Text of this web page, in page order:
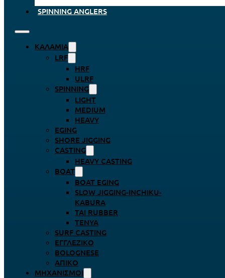
SPINNING ANGLERS
ΚΑΛΆΜΙΑ
LRF
HRF
ULRF
SPINNING
LIGHT
MEDIUM
HEAVY
EGING
SHORE JIGGING
CASTING
HEAVY CASTING
BOAT
BOAT EGING
SLOW JIGGING-INCHIKU-
KABURA
TAI RUBBER
TENYA
SURF CASTING
ΕΓΓΛΈΖΙΚΟ
BOLOGNESE
ΑΠΊΚΟ
ΜΗΧΑΝΙΣΜΟΊ